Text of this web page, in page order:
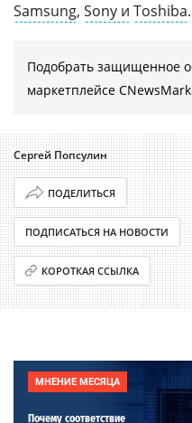
Samsung, Sony и Toshiba.
Подобрать защищенное
маркетплейсе
Сергей Попсулин
ПОДЕЛИТЬСЯ
ПОДПИСАТЬСЯ НА НОВОСТИ
КОРОТКАЯ ССЫЛКА
МНЕНИЕ МЕСЯЦА
Почему соответствие